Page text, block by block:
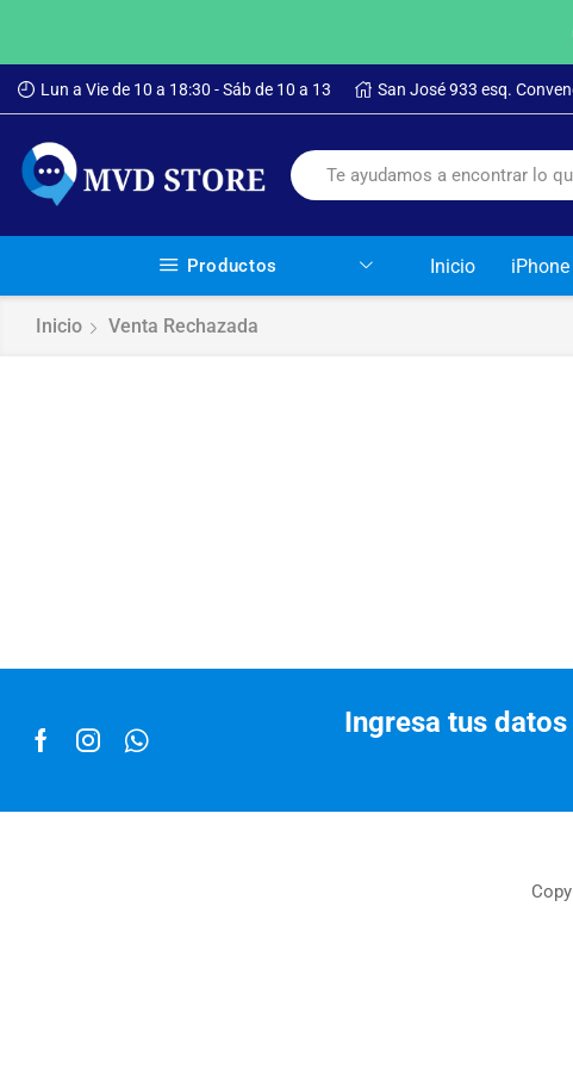
Lun a Vie de 10 a 18:30 - Sáb de 10 a 13 San José 933 esq.
Productos Inicio iPhone
Inicio Venta Rechazada
Ingresa tus